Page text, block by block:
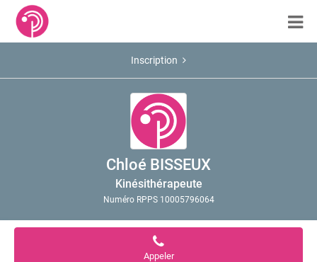
Inscription
Chloé BISSEUX
Kinésithérapeute
Numéro RPPS 10005796064
Appeler